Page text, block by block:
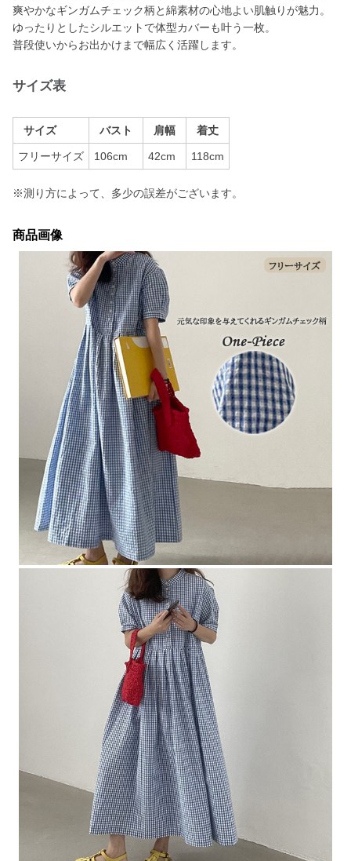
爽やかなギンガムチェック柄と綿素材の心地よい肌触りが魅力。
ゆったりとしたシルエットで体型カバーも叶う一枚。
普段使いからお出かけまで幅広く活躍します。
サイズ表
サイズ バスト 肩幅 着丈
フリーサイズ 106cm 42cm 118cm
※測り方によって、多少の誤差がございます。
商品画像